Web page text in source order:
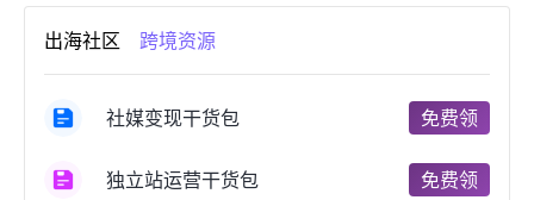
跨境电商市场跨境电商创业跨境电商注册
跨境电商开店跨境电商营销
跨境电商商品个人跨境电商跨境电商案例
郑州跨境电商跨境电商趋势
跨境电商费用美国跨境电商
出海社区 跨境资源
社媒变现干货包 免费领
独立站运营干货包 免费领